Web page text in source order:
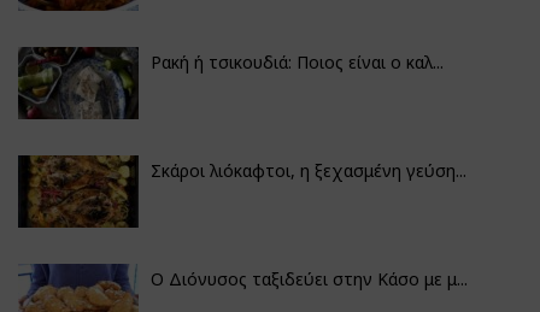
Ρακή ή τσικουδιά: Ποιος είναι ο καλ...
Σκάροι λιόκαφτοι, η ξεχασμένη γεύση...
Ο Διόνυσος ταξιδεύει στην Κάσο με μ...